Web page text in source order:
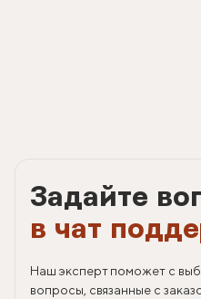
Задайте
в чат
Наш эксперт поможет с
вопросы, связанные с